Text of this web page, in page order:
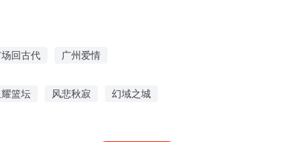
回古代 广州爱情
篮坛 风悲秋寂 幻域之城